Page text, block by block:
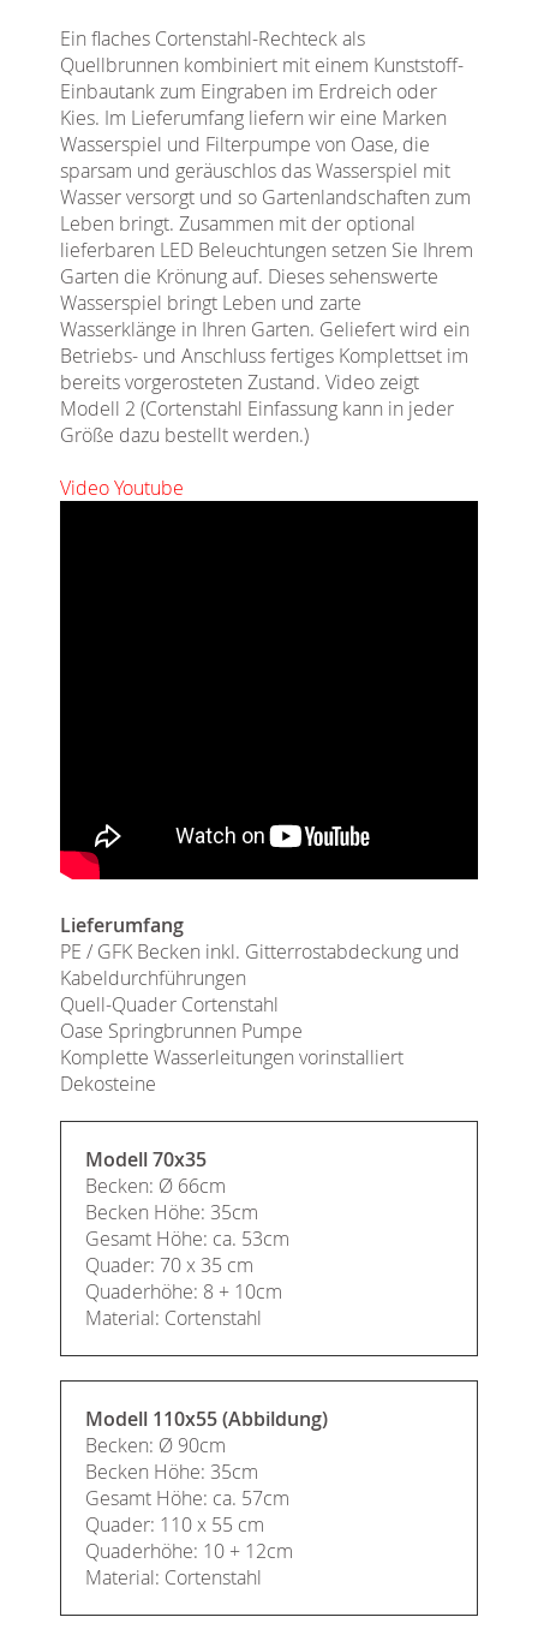
Ein flaches Cortenstahl-Rechteck als
Quellbrunnen kombiniert mit einem Kunststoff-
Einbautank zum Eingraben im Erdreich oder
Kies. Im Lieferumfang liefern wir eine Marken
Wasserspiel und Filterpumpe von Oase, die
sparsam und geräuschlos das Wasserspiel mit
Wasser versorgt und so Gartenlandschaften zum
Leben bringt. Zusammen mit der optional
lieferbaren LED Beleuchtungen setzen Sie Ihrem
Garten die Krönung auf. Dieses sehenswerte
Wasserspiel bringt Leben und zarte
Wasserklänge in Ihren Garten. Geliefert wird ein
Betriebs- und Anschluss fertiges Komplettset im
bereits vorgerosteten Zustand. Video zeigt
Modell 2 (Cortenstahl Einfassung kann in jeder
Größe dazu bestellt werden.)
Video Youtube
Lieferumfang
PE / GFK Becken inkl. Gitterrostabdeckung und
Kabeldurchführungen
Quell-Quader Cortenstahl
Oase Springbrunnen Pumpe
Komplette Wasserleitungen vorinstalliert
Dekosteine
Modell 70x35
Becken: Ø 66cm
Becken Höhe: 35cm
Gesamt Höhe: ca. 53cm
Quader: 70 x 35 cm
Quaderhöhe: 8 + 10cm
Material: Cortenstahl
Modell 110x55 (Abbildung)
Becken: Ø 90cm
Becken Höhe: 35cm
Gesamt Höhe: ca. 57cm
Quader: 110 x 55 cm
Quaderhöhe: 10 + 12cm
Material: Cortenstahl